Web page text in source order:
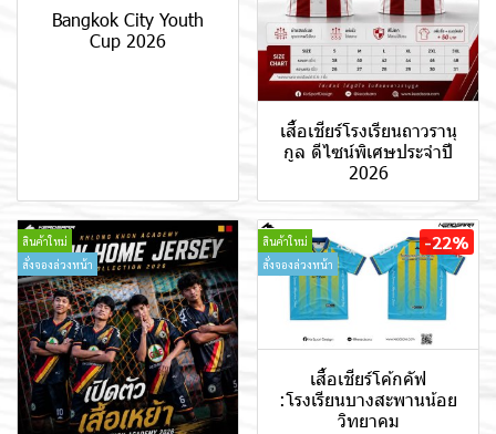
Bangkok City Youth
Cup 2026
เสื้อเชียร์โรงเรียนถาวรานุ
กูล ดีไซน์พิเศษประจำปี
2026
สินค้าใหม่
สั่งจองล่วงหน้า
สินค้าใหม่
สั่งจองล่วงหน้า
-22%
เสื้อเชียร์โค้กคัฟ
:โรงเรียนบางสะพานน้อย
วิทยาคม